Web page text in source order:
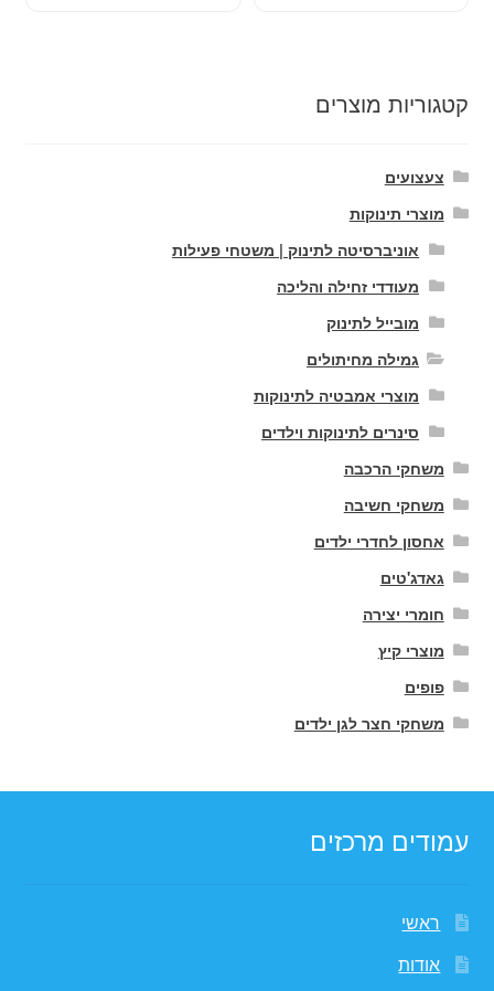
קטגוריות מוצרים
צעצועים
מוצרי תינוקות
אוניברסיטה לתינוק | משטחי פעילות
מעודדי זחילה והליכה
מובייל לתינוק
גמילה מחיתולים
מוצרי אמבטיה לתינוקות
סינרים לתינוקות וילדים
משחקי הרכבה
משחקי חשיבה
אחסון לחדרי ילדים
גאדג'טים
חומרי יצירה
מוצרי קיץ
פופים
משחקי חצר לגן ילדים
עמודים מרכזים
ראשי
אודות